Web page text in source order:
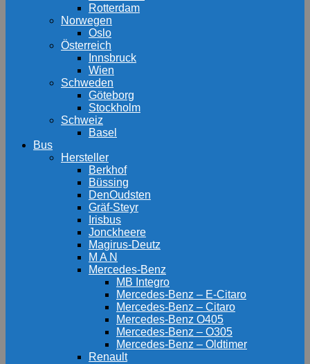
Rotterdam
Norwegen
Oslo
Österreich
Innsbruck
Wien
Schweden
Göteborg
Stockholm
Schweiz
Basel
Bus
Hersteller
Berkhof
Büssing
DenOudsten
Gräf-Steyr
Irisbus
Jonckheere
Magirus-Deutz
M A N
Mercedes-Benz
MB Integro
Mercedes-Benz – E-Citaro
Mercedes-Benz – Citaro
Mercedes-Benz O405
Mercedes-Benz – O305
Mercedes-Benz – Oldtimer
Renault